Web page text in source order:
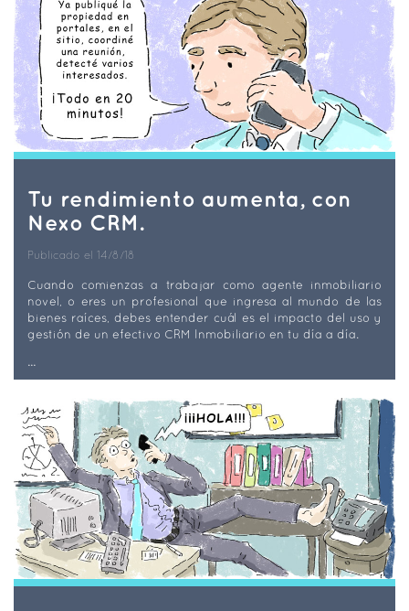
Tu rendimiento aumenta, con
Nexo CRM.
Publicado el 14/8/18
Cuando comienzas a trabajar como agente inmobiliario
novel, o eres un profesional que ingresa al mundo de las
bienes raíces, debes entender cuál es el impacto del uso y
gestión de un efectivo CRM Inmobiliario en tu día a día.
...